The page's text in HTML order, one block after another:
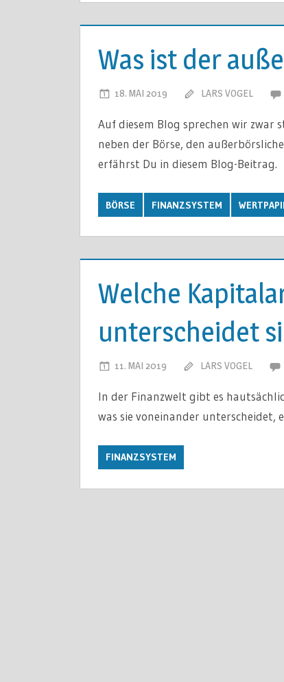
Was ist der
18. MAI 2019 LARS VOGEL
Auf diesem Blog sprechen wir zwar
neben der Börse, den
erfährst Du in diesem Blog-Beitrag.
BÖRSE FINANZSYSTEM
Welche
unterscheidet
11. MAI 2019 LARS VOGEL
In der Finanzwelt gibt es
was sie voneinander unterscheidet,
FINANZSYSTEM